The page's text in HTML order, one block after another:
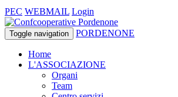
PEC WEBMAIL Login
Toggle navigation PORDENONE
Home
L'ASSOCIAZIONE
Organi
Team